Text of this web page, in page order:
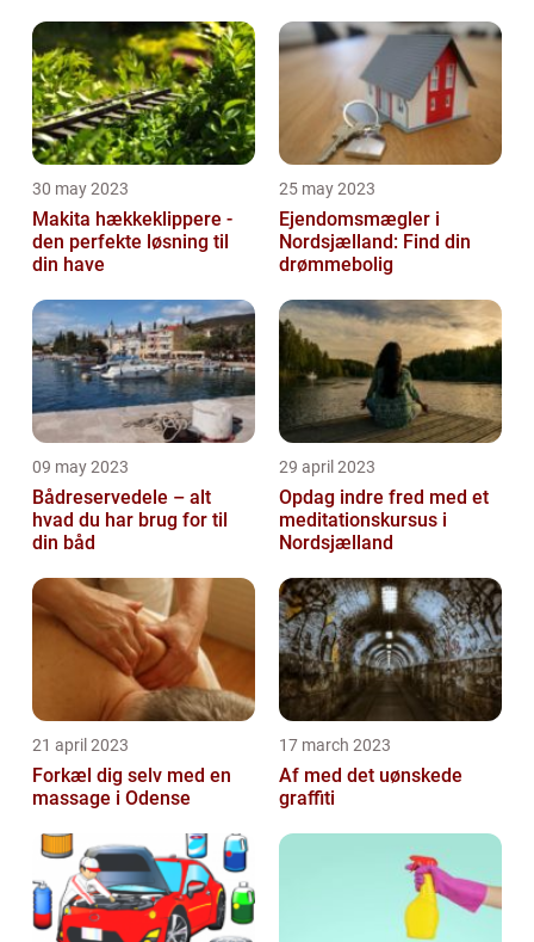
30 may 2023
Makita hækkeklippere -
den perfekte løsning til
din have
25 may 2023
Ejendomsmægler i
Nordsjælland: Find din
drømmebolig
09 may 2023
Bådreservedele – alt
hvad du har brug for til
din båd
29 april 2023
Opdag indre fred med et
meditationskursus i
Nordsjælland
21 april 2023
Forkæl dig selv med en
massage i Odense
17 march 2023
Af med det uønskede
graffiti